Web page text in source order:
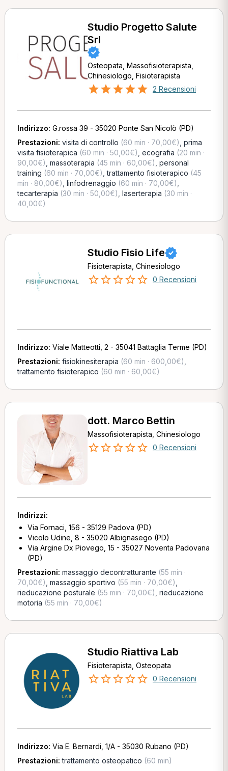
Studio Progetto Salute
Srl
Osteopata, Massofisioterapista,
Chinesiologo, Fisioterapista
2 Recensioni
Indirizzo: G.rossa 39 - 35020 Ponte San Nicolò (PD)
Prestazioni: visita di controllo (60 min · 70,00€) prima
visita fisioterapica (60 min · 50,00€) ecografia (20 min ·
90,00€) massoterapia (45 min · 60,00€) personal
training (60 min · 70,00€) ,trattamento fisioterapico (45
min · 80,00€) linfodrenaggio (60 min · 70,00€)
tecarterapia (30 min · 50,00€) laserterapia (30 min ·
40,00€)
Studio Fisio Life
Fisioterapista, Chinesiologo
0 Recensioni
Indirizzo: Viale Matteotti, 2 - 35041 Battaglia Terme (PD)
Prestazioni: fisiokinesiterapia (60 min · 600,00€)
trattamento fisioterapico (60 min · 60,00€)
dott. Marco Bettin
Massofisioterapista, Chinesiologo
0 Recensioni
Indirizzi:
Via Fornaci, 156 - 35129 Padova (PD)
Vicolo Udine, 8 - 35020 Albignasego (PD)
Via Argine Dx Piovego, 15 - 35027 Noventa Padovana
(PD)
Prestazioni: massaggio decontratturante (55 min ·
70,00€) massaggio sportivo (55 min · 70,00€)
rieducazione posturale (55 min · 70,00€) rieducazione
motoria (55 min · 70,00€)
Studio Riattiva Lab
Fisioterapista, Osteopata
0 Recensioni
Indirizzo: Via E. Bernardi, 1/A - 35030 Rubano (PD)
Prestazioni:trattamento osteopatico (60 min)